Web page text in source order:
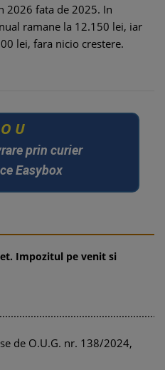
2026 fata de 2025. In
ramane la 12.150 lei, iar
lei, fara nicio crestere.
O U
prin curier
Easybox
Impozitul pe venit si
de O.U.G. nr. 138/2024,